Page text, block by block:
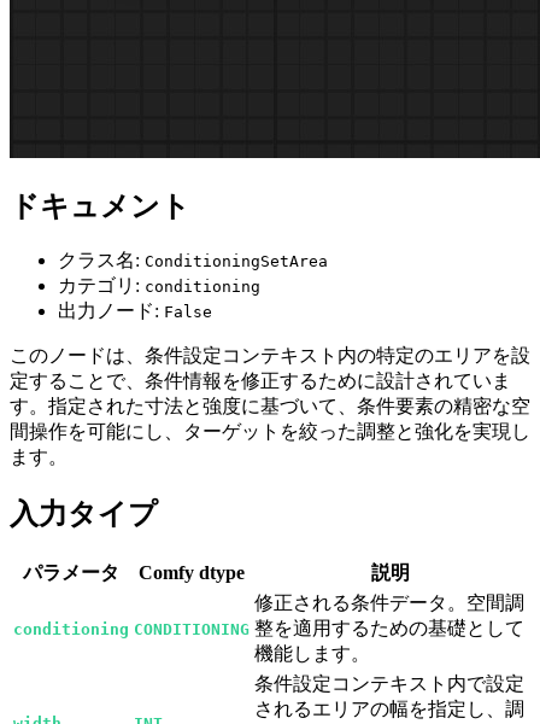
ドキュメント
クラス名: ConditioningSetArea
カテゴリ: conditioning
出力ノード: False
このノードは、条件設定コンテキスト内の特定のエリアを設
定することで、条件情報を修正するために設計されていま
す。指定された寸法と強度に基づいて、条件要素の精密な空
間操作を可能にし、ターゲットを絞った調整と強化を実現し
ます。
入力タイプ
パラメータ Comfy dtype 説明
conditioning CONDITIONING
修正される条件データ。空間調
整を適用するための基礎として
機能します。
条件設定コンテキスト内で設定
されるエリアの幅を指定し、調